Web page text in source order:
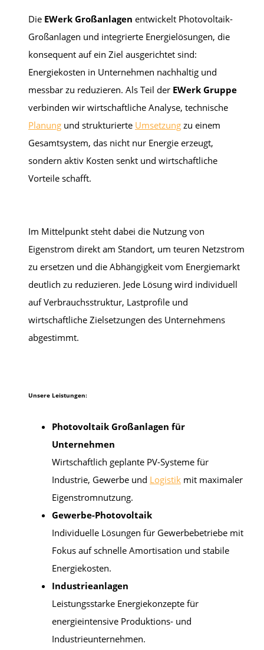
Die EWerk Großanlagen entwickelt Photovoltaik-
Großanlagen und integrierte Energielösungen, die
konsequent auf ein Ziel ausgerichtet sind:
Energiekosten in Unternehmen nachhaltig und
messbar zu reduzieren. Als Teil der EWerk Gruppe
verbinden wir wirtschaftliche Analyse, technische
Planung und strukturierte Umsetzung zu einem
Gesamtsystem, das nicht nur Energie erzeugt,
sondern aktiv Kosten senkt und wirtschaftliche
Vorteile schafft.
Im Mittelpunkt steht dabei die Nutzung von
Eigenstrom direkt am Standort, um teuren Netzstrom
zu ersetzen und die Abhängigkeit vom Energiemarkt
deutlich zu reduzieren. Jede Lösung wird individuell
auf Verbrauchsstruktur, Lastprofile und
wirtschaftliche Zielsetzungen des Unternehmens
abgestimmt.
Unsere Leistungen:
Photovoltaik Großanlagen für
Unternehmen
Wirtschaftlich geplante PV-Systeme für
Industrie, Gewerbe und Logistik mit maximaler
Eigenstromnutzung.
Gewerbe-Photovoltaik
Individuelle Lösungen für Gewerbebetriebe mit
Fokus auf schnelle Amortisation und stabile
Energiekosten.
Industrieanlagen
Leistungsstarke Energiekonzepte für
energieintensive Produktions- und
Industrieunternehmen.